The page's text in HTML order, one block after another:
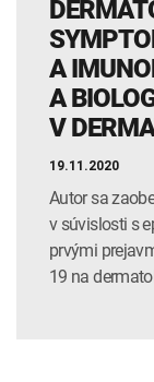
A
A
V
19.11.2020
Autor sa
v súvislosti s
prvými
19 na